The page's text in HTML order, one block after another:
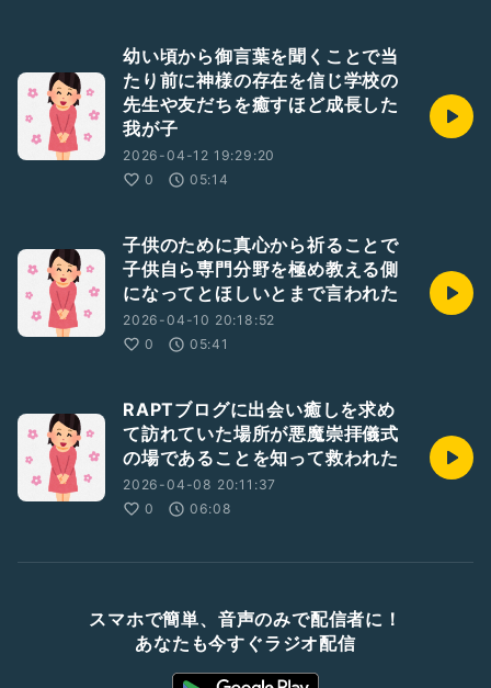
幼い頃から御言葉を聞くことで当
たり前に神様の存在を信じ学校の
先生や友だちを癒すほど成長した
我が子
2026-04-12 19:29:20
0
05:14
子供のために真心から祈ることで
子供自ら専門分野を極め教える側
になってとほしいとまで言われた
2026-04-10 20:18:52
0
05:41
RAPTブログに出会い癒しを求め
て訪れていた場所が悪魔崇拝儀式
の場であることを知って救われた
2026-04-08 20:11:37
0
06:08
スマホで簡単、音声のみで配信者に！
あなたも今すぐラジオ配信